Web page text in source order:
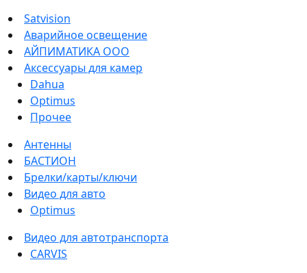
Satvision
Аварийное освещение
АЙПИМАТИКА ООО
Аксессуары для камер
Dahua
Optimus
Прочее
Антенны
БАСТИОН
Брелки/карты/ключи
Видео для авто
Optimus
Видео для автотранспорта
CARVIS